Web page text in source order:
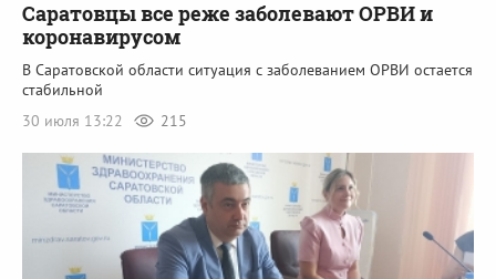
Саратовцы все реже заболевают ОРВИ и
коронавирусом
В Саратовской области ситуация с заболеванием ОРВИ остается
стабильной
30 июля 13:22
215